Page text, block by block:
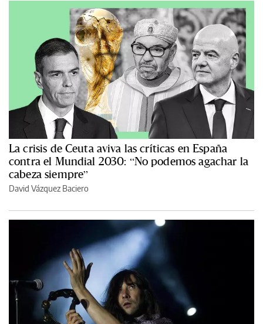
La crisis de Ceuta aviva las críticas en España
contra el Mundial 2030: “No podemos agachar la
cabeza siempre”
David Vázquez Baciero